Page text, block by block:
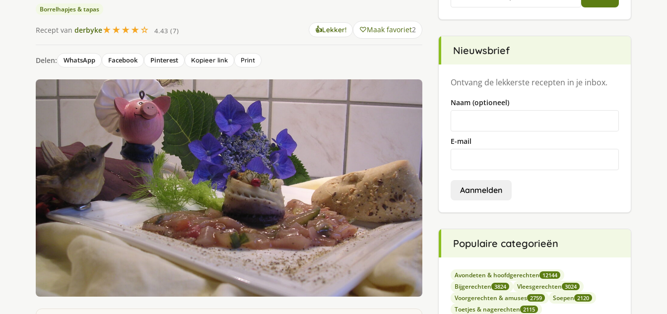
Borrelhapjes & tapas
Recept van derbyke★★★★☆ 4.43 (7) 👍Lekker! Maak favoriet2
Delen: WhatsApp Facebook Pinterest Kopieer link Print
Nieuwsbrief
Ontvang de lekkerste recepten in je inbox.
Naam (optioneel)
E-mail
Aanmelden
Populaire categorieën
Avondeten & hoofdgerechten 12144
Bijgerechten 3824 Vleesgerechten 3024
Voorgerechten & amuses 2759 Soepen 2120
Toetjes & nagerechten 2115